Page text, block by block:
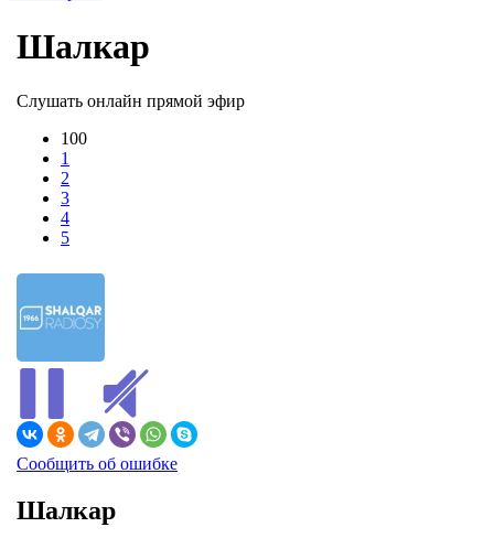
Шалкар
Слушать онлайн прямой эфир
100
1
2
3
4
5
Сообщить об ошибке
Шалкар